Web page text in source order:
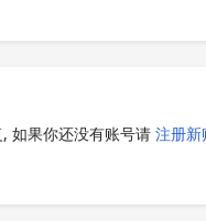
如果你还没有账号请 注册新